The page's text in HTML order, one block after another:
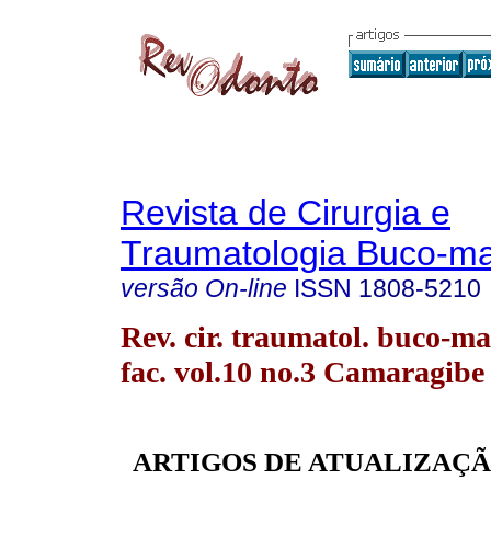
Revista de Cirurgia e
Traumatologia Buco-
versão On-line ISSN 1808-5210
Rev. cir. traumatol. buco-
fac. vol.10 no.3
ARTIGOS DE